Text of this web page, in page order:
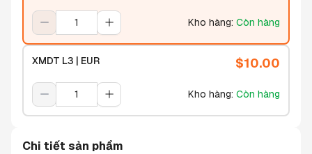
Kho hàng: Còn hàng
XMDT L3 | EUR $10.00
Kho hàng: Còn hàng
Chi tiết sản phẩm